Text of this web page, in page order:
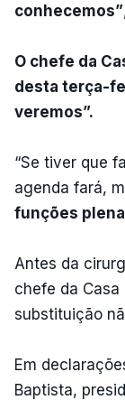
conhecemos”
O chefe da
desta terça-
veremos”.
“Se tiver que
agenda fará,
funções
Antes da
chefe da
substituição
Em
Baptista,